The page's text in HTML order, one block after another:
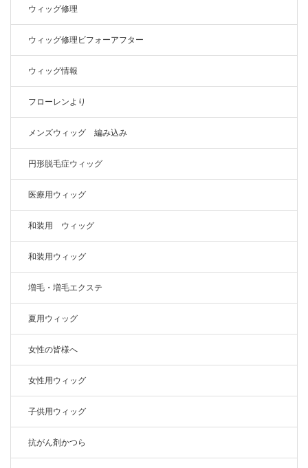
ウィッグ修理
ウィッグ修理ビフォーアフター
ウィッグ情報
フローレンより
メンズウィッグ 編み込み
円形脱毛症ウィッグ
医療用ウィッグ
和装用 ウィッグ
和装用ウィッグ
増毛・増毛エクステ
夏用ウィッグ
女性の皆様へ
女性用ウィッグ
子供用ウィッグ
抗がん剤かつら